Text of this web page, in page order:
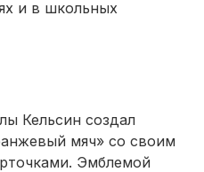
и в школьных
Кельсин создал
мяч» со своим
Эмблемой